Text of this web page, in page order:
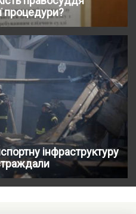
процедури?
інфраструктуру